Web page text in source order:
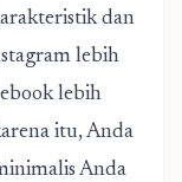
dan
lebih
lebih
itu, Anda
Anda